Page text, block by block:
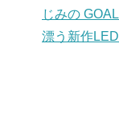
じみの
漂う新作